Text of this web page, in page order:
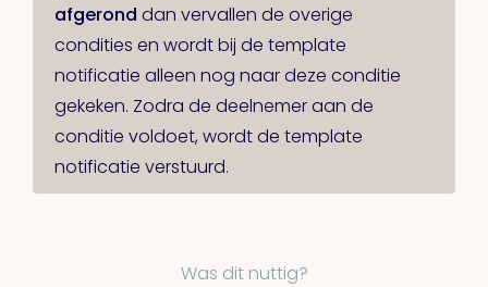
afgerond dan vervallen de overige
condities en wordt bij de template
notificatie alleen nog naar deze conditie
gekeken. Zodra de deelnemer aan de
conditie voldoet, wordt de template
notificatie verstuurd.
Was dit nuttig?